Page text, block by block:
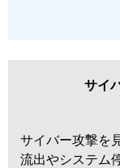
サイ
サイバー攻撃を
流出やシステム